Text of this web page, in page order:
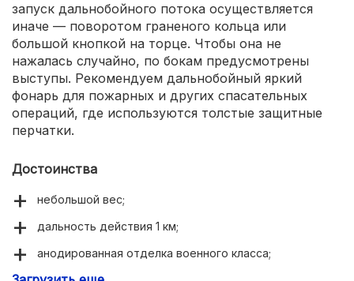
запуск дальнобойного потока осуществляется
иначе — поворотом граненого кольца или
большой кнопкой на торце. Чтобы она не
нажалась случайно, по бокам предусмотрены
выступы. Рекомендуем дальнобойный яркий
фонарь для пожарных и других спасательных
операций, где используются толстые защитные
перчатки.
Достоинства
небольшой вес;
дальность действия 1 км;
анодированная отделка военного класса;